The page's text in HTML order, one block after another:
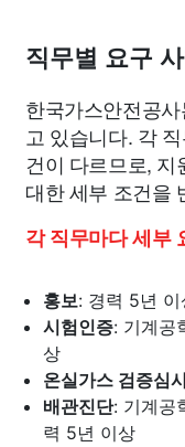
직무별 요구
한국가스안전공
고 있습니다. 각
건이 다르므로, 지
대한 세부 조건을
각 직무마다 세부
홍보: 경력 5년
시험인증: 기계공
상
온실가스 검증심
배관진단: 기계공
력 5년 이상